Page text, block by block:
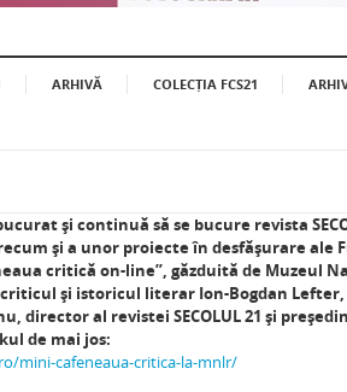
ARHIVĂ COLECȚIA FCS21
și continuă să se bucure revista
și a unor proiecte în desfășurare ale
critică on-line”, găzduită de Muzeul
criticul și istoricul literar Ion-Bogdan
director al revistei SECOLUL 21 și
de mai jos:
mini-cafeneaua-critica-la-mnlr/